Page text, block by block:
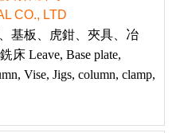
CO., LTD
基板、虎鉗、夾具、冶
床 Leave, Base plate,
Vise, Jigs, column, clamp,